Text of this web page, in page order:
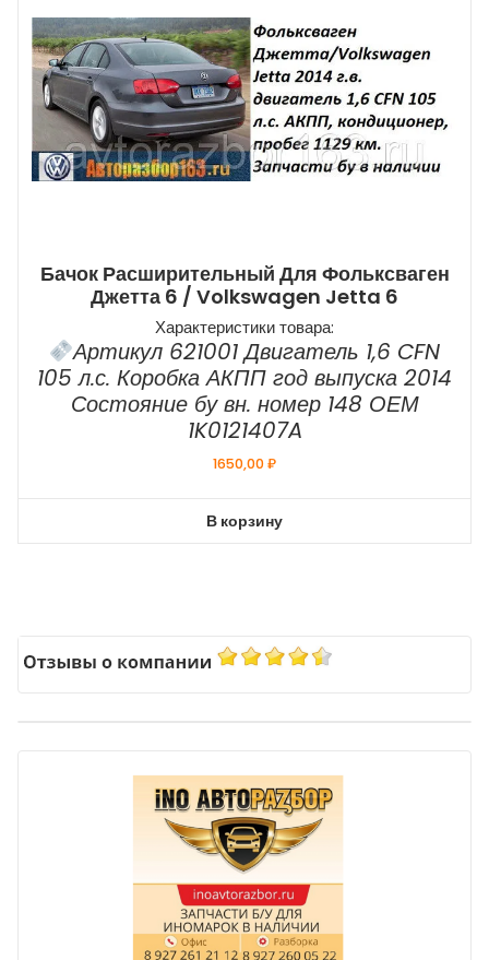
Бачок Расширительный Для Фольксваген
Джетта 6 / Volkswagen Jetta 6
Характеристики товара:
Артикул 621001 Двигатель 1,6 CFN
105 л.с. Коробка АКПП год выпуска 2014
Состояние бу вн. номер 148 ОЕМ
1K0121407A
1650,00₽
В корзину